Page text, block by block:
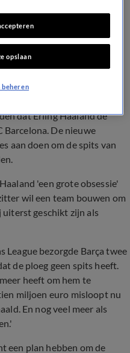
obsessie'
dat Erling Haaland de
Barcelona. De nieuwe
aan doen om de spits van
'een grote obsessie'
wil een team bouwen om
uiterst geschikt zijn als
League bezorgde Barça twee
de ploeg geen spits heeft.
heeft om hem te
miljoen euro misloopt nu
En nog veel meer als
een plan hebben om de
opslaan
beheren